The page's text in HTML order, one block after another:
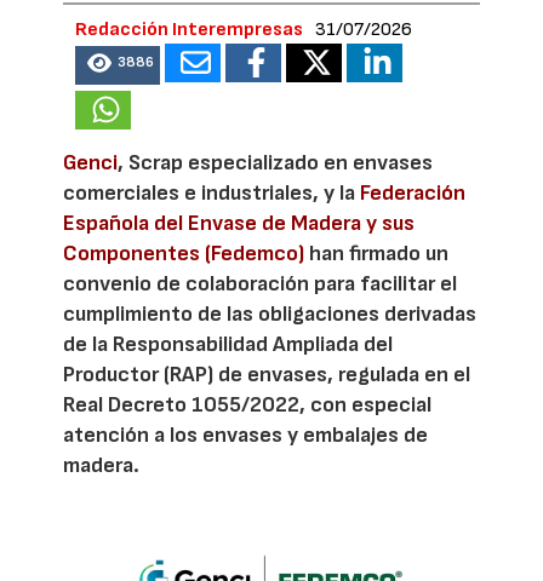
Redacción Interempresas 31/07/2026
3886
Genci, Scrap especializado en envases
comerciales e industriales, y la Federación
Española del Envase de Madera y sus
Componentes (Fedemco) han firmado un
convenio de colaboración para facilitar el
cumplimiento de las obligaciones derivadas
de la Responsabilidad Ampliada del
Productor (RAP) de envases, regulada en el
Real Decreto 1055/2022, con especial
atención a los envases y embalajes de
madera.